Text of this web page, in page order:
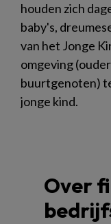
houden zich
baby's,
van het Jonge
omgeving
buurtgenoten)
jonge kind.
Over